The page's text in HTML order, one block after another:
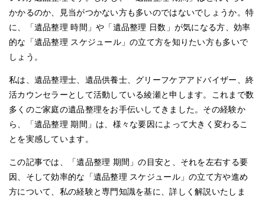
かかるのか、見当がつかない方も多いのではないでしょうか。特
に、「遺品整理 時間」や「遺品整理 日数」が気になる方、効率
的な「遺品整理 スケジュール」の立て方を知りたい方も多いで
しょう。
私は、遺品整理士、遺品供養士、グリーフケアアドバイザー、終
活カウンセラーとして活動している綾瀬と申します。これまで数
多くのご家庭の遺品整理をお手伝いしてきました。その経験か
ら、「遺品整理 期間」は、様々な要因によって大きく変わるこ
とを実感しています。
この記事では、「遺品整理 期間」の目安と、それを左右する要
因、そして効率的な「遺品整理 スケジュール」の立て方や進め
方について、私の経験と専門知識を基に、詳しく解説いたしま